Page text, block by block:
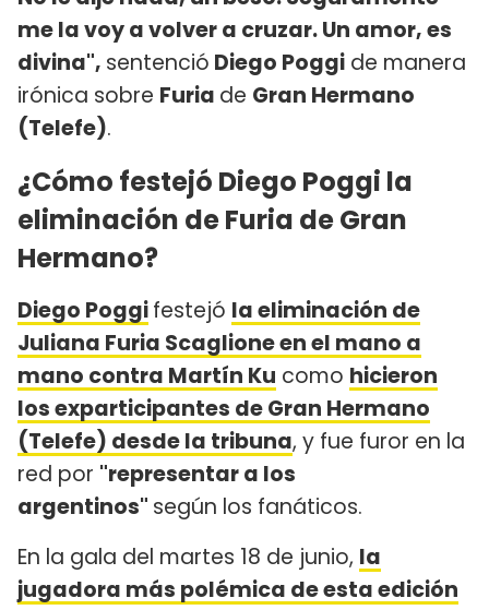
me la voy a volver a cruzar. Un amor, es
divina", sentenció Diego Poggi de manera
irónica sobre Furia de Gran Hermano
(Telefe).
¿Cómo festejó Diego Poggi la
eliminación de Furia de Gran
Hermano?
Diego Poggifestejó la eliminación de
Juliana Furia Scaglione en el mano a
mano contra Martín Ku como hicieron
los exparticipantes de Gran Hermano
(Telefe) desde la tribuna, y fue furor en la
red por "representar a los
argentinos" según los fanáticos.
En la gala del martes 18 de junio, la
jugadora más polémica de esta edición